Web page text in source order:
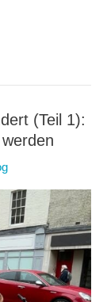
(Teil 1):